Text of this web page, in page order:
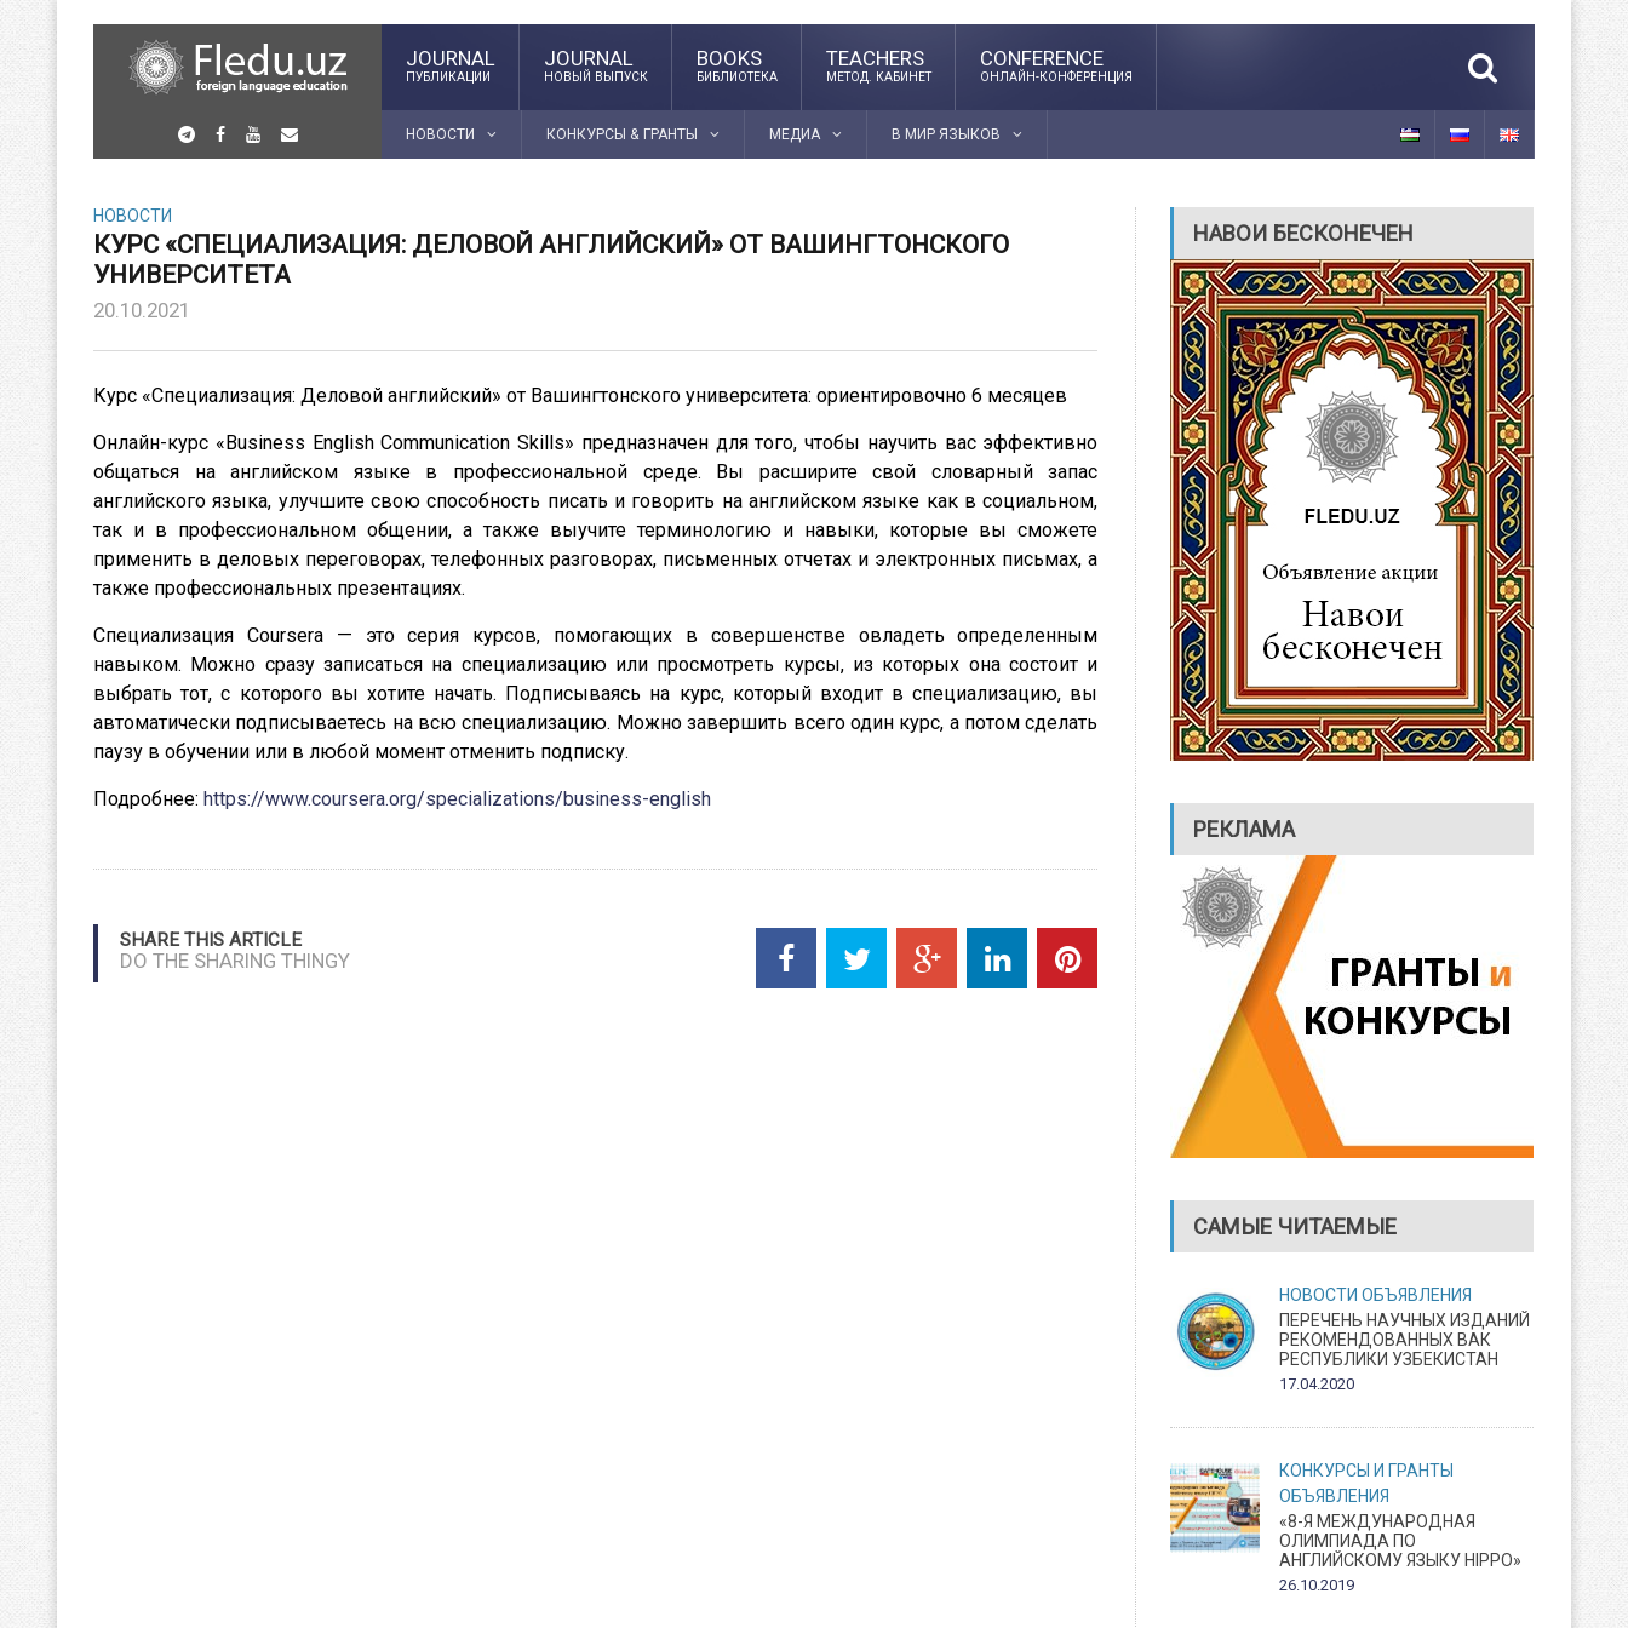
JOURNAL
ПУБЛИКАЦИИ
JOURNAL
НОВЫЙ ВЫПУСК
BOOKS
БИБЛИОТЕКА
TEACHERS
МЕТОД. КАБИНЕТ
CONFERENCE
ОНЛАЙН-КОНФЕРЕНЦИЯ
НОВОСТИ КОНКУРСЫ & ГРАНТЫ МЕДИА В МИР ЯЗЫКОВ
НОВОСТИ
КУРС «СПЕЦИАЛИЗАЦИЯ: ДЕЛОВОЙ АНГЛИЙСКИЙ» ОТ ВАШИНГТОНСКОГО
УНИВЕРСИТЕТА
20.10.2021
Курс «Специализация: Деловой английский» от Вашингтонского университета: ориентировочно 6 месяцев
Онлайн-курс «Business English Communication Skills» предназначен для того, чтобы научить вас эффективно
общаться на английском языке в профессиональной среде. Вы расширите свой словарный запас
английского языка, улучшите свою способность писать и говорить на английском языке как в социальном,
так и в профессиональном общении, а также выучите терминологию и навыки, которые вы сможете
применить в деловых переговорах, телефонных разговорах, письменных отчетах и электронных письмах, а
также профессиональных презентациях.
Специализация Coursera — это серия курсов, помогающих в совершенстве овладеть определенным
навыком. Можно сразу записаться на специализацию или просмотреть курсы, из которых она состоит и
выбрать тот, с которого вы хотите начать. Подписываясь на курс, который входит в специализацию, вы
автоматически подписываетесь на всю специализацию. Можно завершить всего один курс, а потом сделать
паузу в обучении или в любой момент отменить подписку.
Подробнее: https://www.coursera.org/specializations/business-english
SHARE THIS ARTICLE
DO THE SHARING THINGY
НАВОИ БЕСКОНЕЧЕН
РЕКЛАМА
САМЫЕ ЧИТАЕМЫЕ
НОВОСТИ ОБЪЯВЛЕНИЯ
ПЕРЕЧЕНЬ НАУЧНЫХ ИЗДАНИЙ
РЕКОМЕНДОВАННЫХ ВАК
РЕСПУБЛИКИ УЗБЕКИСТАН
17.04.2020
КОНКУРСЫ И ГРАНТЫ
ОБЪЯВЛЕНИЯ
«8-Я МЕЖДУНАРОДНАЯ
ОЛИМПИАДА ПО
АНГЛИЙСКОМУ ЯЗЫКУ HIPPO»
26.10.2019